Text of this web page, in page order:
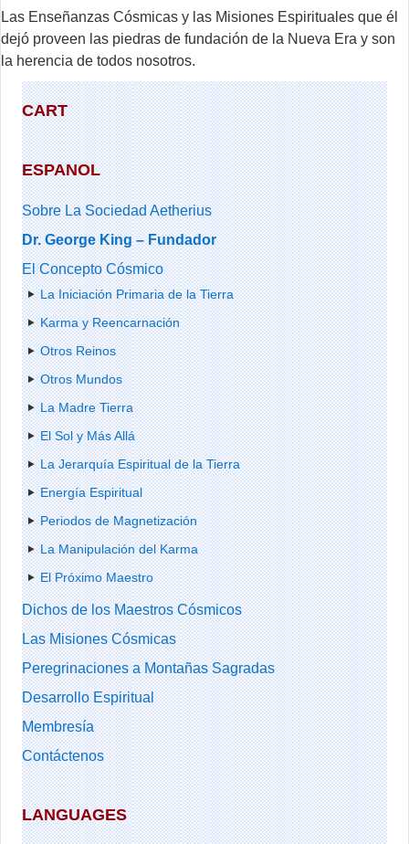
CART
ESPANOL
Sobre La Sociedad Aetherius
Dr. George King – Fundador
El Concepto Cósmico
La Iniciación Primaria de la Tierra
Karma y Reencarnación
Otros Reinos
Otros Mundos
La Madre Tierra
El Sol y Más Allá
La Jerarquía Espiritual de la Tierra
Energía Espiritual
Periodos de Magnetización
La Manipulación del Karma
El Próximo Maestro
Dichos de los Maestros Cósmicos
Las Misiones Cósmicas
Peregrinaciones a Montañas Sagradas
Desarrollo Espiritual
Membresía
Contáctenos
LANGUAGES
Las Enseñanzas Cósmicas y las Misiones Espirituales que él
dejó proveen las piedras de fundación de la Nueva Era y son
la herencia de todos nosotros.